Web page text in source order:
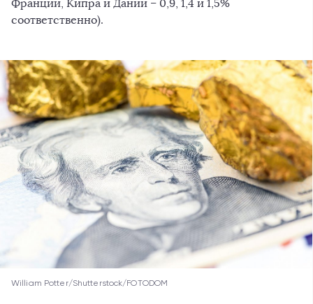
Франции, Кипра и Дании – 0,9, 1,4 и 1,5%
соответственно).
William Potter/Shutterstock/FOTODOM